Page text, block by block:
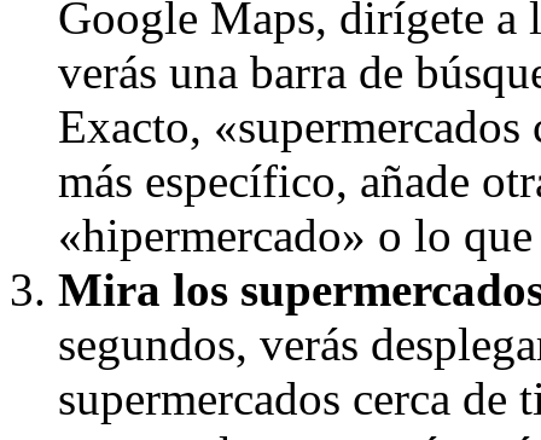
Google Maps, dirígete a
verás una barra de
Exacto,
más específico, añade
«hipermercado» o lo
Mira los
segundos, verás
supermercados cerca